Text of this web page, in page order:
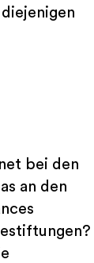
bei den
an den